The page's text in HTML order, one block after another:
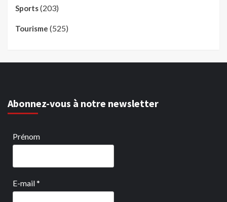
Sports(203)
Tourisme (525)
Abonnez-vous à notre newsletter
Prénom
E-mail*